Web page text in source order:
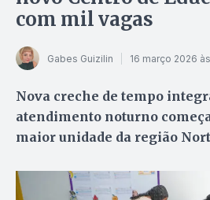
com mil vagas
Gabes Guizilin 16 março 2026
Nova creche de tempo
atendimento noturno
maior unidade da região